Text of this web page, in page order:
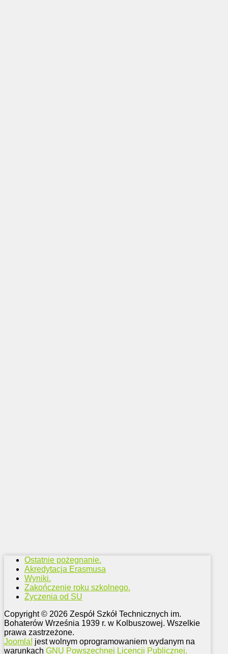
Ostatnie pożegnanie.
Akredytacja Erasmusa
Wyniki.
Zakończenie roku szkolnego.
Życzenia od SU
Copyright © 2026 Zespół Szkół Technicznych im.
Bohaterów Września 1939 r. w Kolbuszowej. Wszelkie
prawa zastrzeżone.
Joomla! jest wolnym oprogramowaniem wydanym na
warunkach GNU Powszechnej Licencji Publicznej.